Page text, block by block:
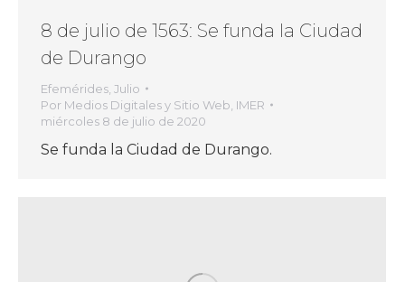
8 de julio de 1563: Se funda la Ciudad
de Durango
Efemérides, Julio
Por Medios Digitales y Sitio Web, IMER
miércoles 8 de julio de 2020
Se funda la Ciudad de Durango.